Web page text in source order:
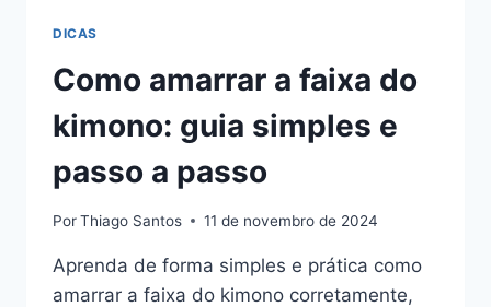
DICAS
Como amarrar a faixa do
kimono: guia simples e
passo a passo
PorThiago Santos 11 de novembro de 2024
Aprenda de forma simples e prática como
amarrar a faixa do kimono corretamente,